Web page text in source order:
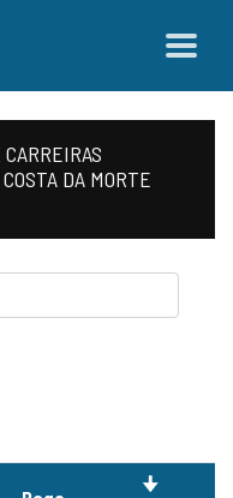
DA MORTE